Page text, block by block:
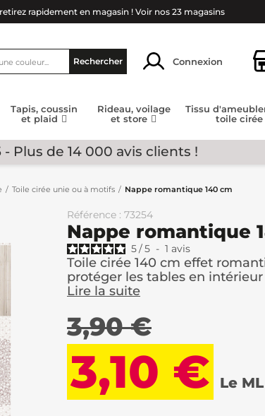
rapidement en magasin ! Voir nos 23 magasins
Rechercher Connexion
Tapis, coussin
et plaid
Rideau, voilage
et store
Tissu
toile cirée
5 - Plus de 14 000 avis clients !
Toile cirée unie ou à motifs Nappe romantique 140 cm
Référence : 73254
Nappe romantique
5/5 - 1 avis
Toile cirée 140 cm effet
protéger les tables en
Lire la suite
3,90 €
3,10 € Le ML